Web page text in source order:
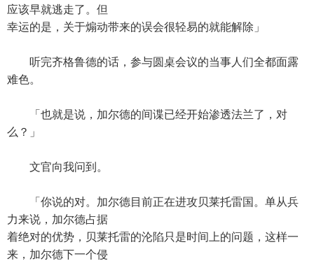
应该早就逃走了。但
幸运的是，关于煽动带来的误会很轻易的就能解除」
听完齐格鲁德的话，参与圆桌会议的当事人们全都面露
难色。
「也就是说，加尔德的间谍已经开始渗透法兰了，对
么？」
文官向我问到。
「你说的对。加尔德目前正在进攻贝莱托雷国。单从兵
力来说，加尔德占据
着绝对的优势，贝莱托雷的沦陷只是时间上的问题，这样一
来，加尔德下一个侵